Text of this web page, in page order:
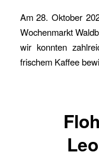
Am 28. Oktober
Wochenmarkt
wir konnten
frischem Kaffee